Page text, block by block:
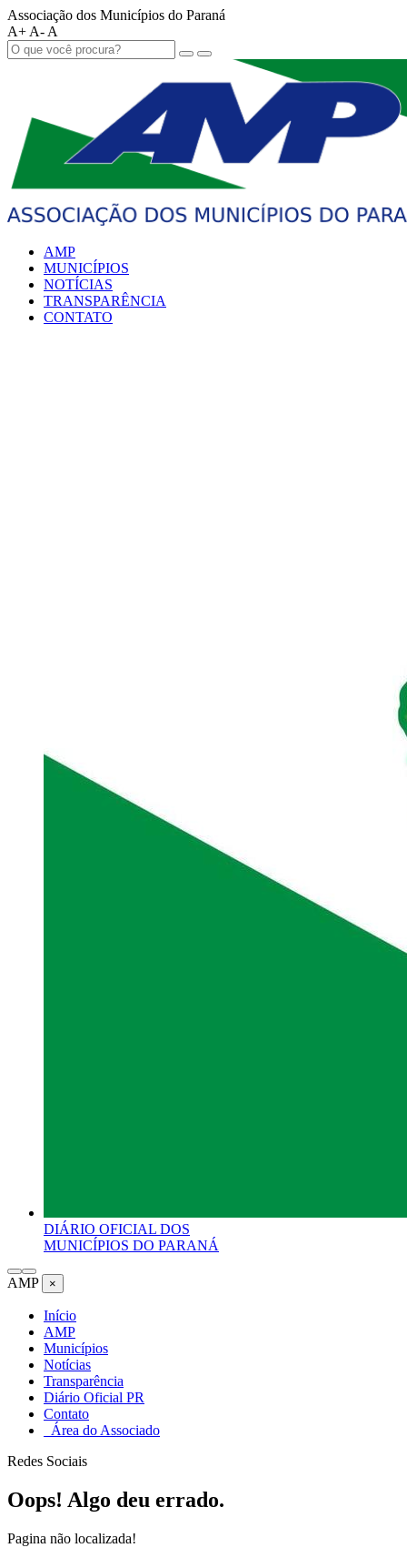
Associação dos Municípios do Paraná
A+ A- A
AMP
MUNICÍPIOS
NOTÍCIAS
TRANSPARÊNCIA
CONTATO
DIÁRIO OFICIAL DOS
MUNICÍPIOS DO PARANÁ
AMP ×
Início
AMP
Municípios
Notícias
Transparência
Diário Oficial PR
Contato
Área do Associado
Redes Sociais
Oops! Algo deu errado.
Pagina não localizada!